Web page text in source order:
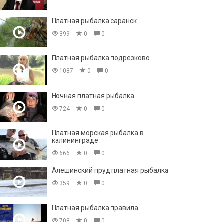
Платная рыбалка саранск
399 0 0
Платная рыбалка подрезково
1087 0 0
Ночная платная рыбалка
724 0 0
Платная морская рыбалка в
калининграде
666 0 0
Алешинский пруд платная рыбалка
359 0 0
Платная рыбалка правила
708 0 0